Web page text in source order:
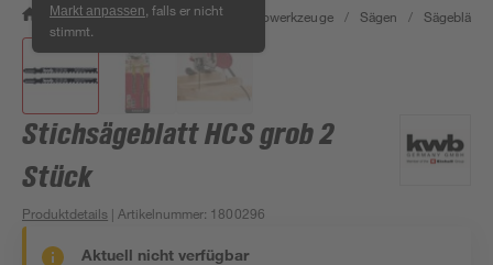
Markt anpassen , falls er nicht
stimmt.
/ Werkstatt & Maschinen / Elektrowerkzeuge / Sägen / Sägeblätter
Stichsägeblatt HCS grob 2
Stück
Produktdetails | Artikelnummer: 1800296
Aktuell nicht verfügbar